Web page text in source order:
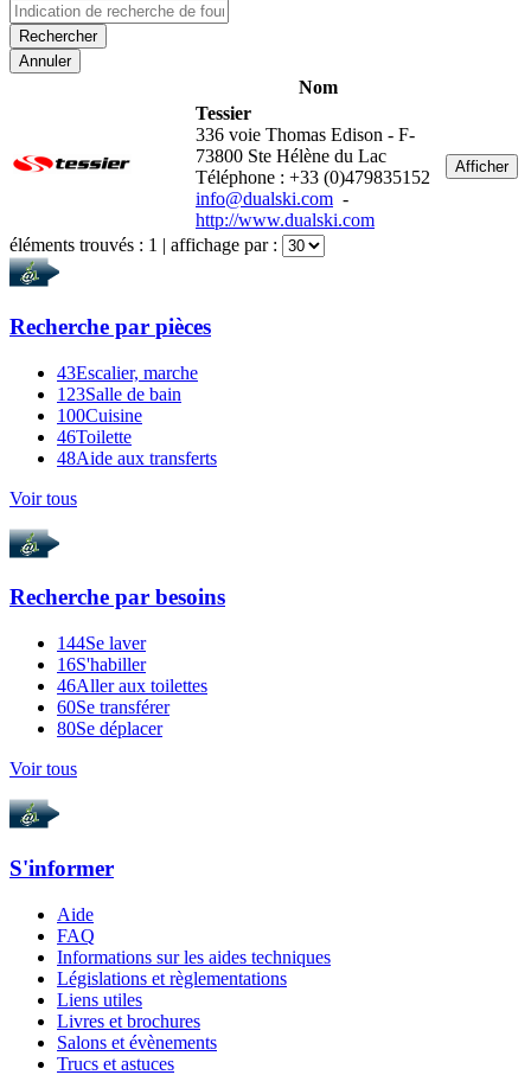
Annuler
Nom
Tessier
336 voie Thomas Edison - F-
73800 Ste Hélène du Lac
Téléphone : +33 (0)479835152
info@dualski.com -
http://www.dualski.com
Afficher
éléments trouvés : 1 | affichage par :
Recherche par pièces
43Escalier, marche
123Salle de bain
100Cuisine
46Toilette
48Aide aux transferts
Voir tous
Recherche par besoins
144Se laver
16S'habiller
46Aller aux toilettes
60Se transférer
80Se déplacer
Voir tous
S'informer
Aide
FAQ
Informations sur les aides techniques
Législations et règlementations
Liens utiles
Livres et brochures
Salons et évènements
Trucs et astuces